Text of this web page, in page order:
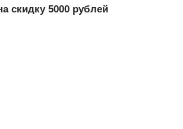
скидку 5000 рублей